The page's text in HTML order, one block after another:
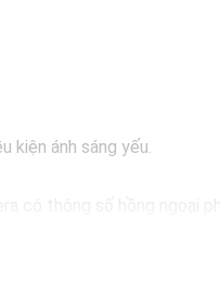
ánh sáng yếu.
sau bán hàng đáng tin cậy.